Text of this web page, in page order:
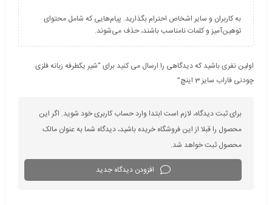
به کاربران و سایر اشخاص احترام بگذارید. پیام‌هایی که شامل محتوای
توهین‌آمیز و کلمات نامناسب باشند، حذف می‌شوند.
اولین نفری باشید که دیدگاهی را ارسال می کنید برای “شیر یکطرفه زبانه فلزی
چودنی فاراب سایز 3 اینچ”
برای ثبت دیدگاه، لازم است ابتدا وارد حساب کاربری خود شوید. اگر این
محصول را قبلا از این فروشگاه خریده باشید، دیدگاه شما به عنوان مالک
محصول ثبت خواهد شد.
افزودن دیدگاه جدید